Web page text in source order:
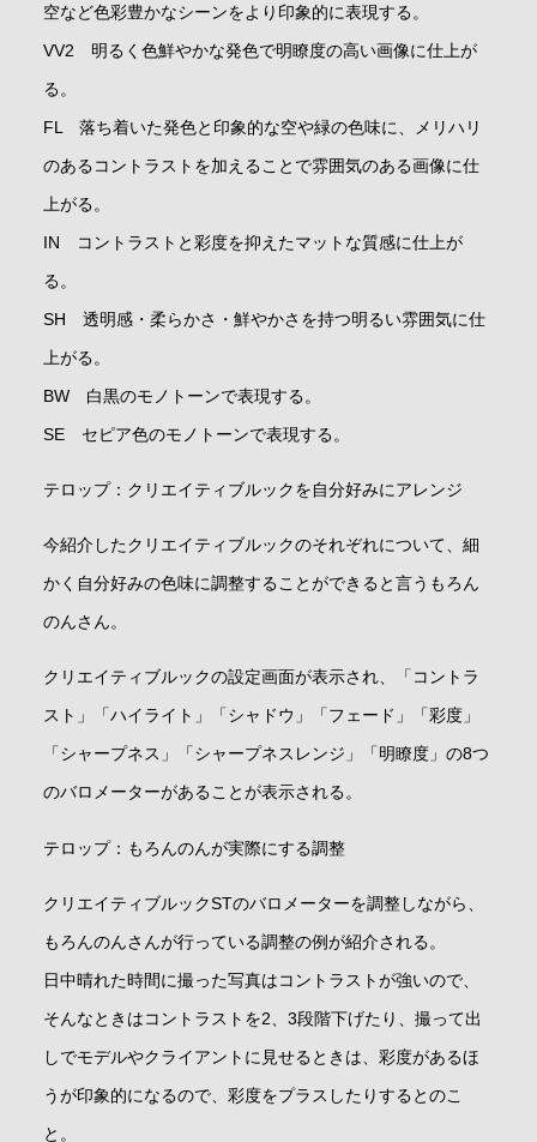
空など色彩豊かなシーンをより印象的に表現する。
VV2 明るく色鮮やかな発色で明瞭度の高い画像に仕上が
る。
FL 落ち着いた発色と印象的な空や緑の色味に、メリハリ
のあるコントラストを加えることで雰囲気のある画像に仕
上がる。
IN コントラストと彩度を抑えたマットな質感に仕上が
る。
SH 透明感・柔らかさ・鮮やかさを持つ明るい雰囲気に仕
上がる。
BW 白黒のモノトーンで表現する。
SE セピア色のモノトーンで表現する。
テロップ：クリエイティブルックを自分好みにアレンジ
今紹介したクリエイティブルックのそれぞれについて、細
かく自分好みの色味に調整することができると言うもろん
のんさん。
クリエイティブルックの設定画面が表示され、「コントラ
スト」「ハイライト」「シャドウ」「フェード」「彩度」
「シャープネス」「シャープネスレンジ」「明瞭度」の8つ
のバロメーターがあることが表示される。
テロップ：もろんのんが実際にする調整
クリエイティブルックSTのバロメーターを調整しながら、
もろんのんさんが行っている調整の例が紹介される。
日中晴れた時間に撮った写真はコントラストが強いので、
そんなときはコントラストを2、3段階下げたり、撮って出
しでモデルやクライアントに見せるときは、彩度があるほ
うが印象的になるので、彩度をプラスしたりするとのこ
と。